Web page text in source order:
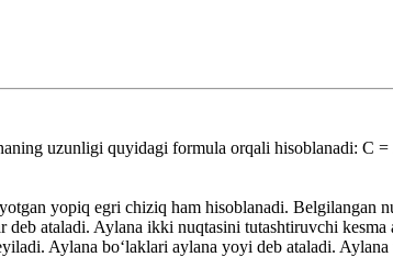
uzunligi quyidagi formula orqali hisoblanadi: C
yopiq egri chiziq ham hisoblanadi. Belgilangan
ataladi. Aylana ikki nuqtasini tutashtiruvchi
Aylana boʻlaklari aylana yoyi deb ataladi.